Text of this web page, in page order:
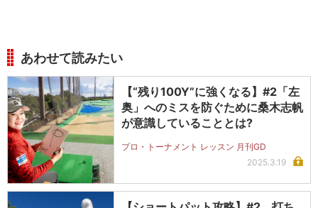
あわせて読みたい
【“残り100Y”に強くなる】#2「左
奥」へのミスを防ぐために桑木志帆
が意識していることとは?
プロ・トーナメント レッスン 月刊GD
2025.3.19